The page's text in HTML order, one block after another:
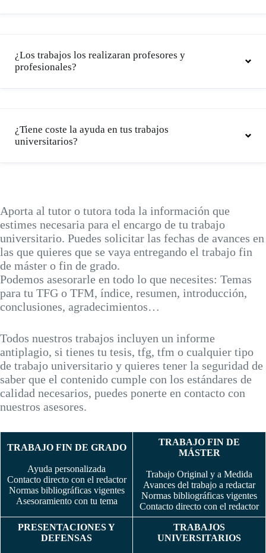
¿Los trabajos los realizaran profesores y
profesionales?
¿Tiene coste la ayuda en tus trabajos
universitarios?
Aporta al tutor o tutora toda la información que
estimes necesaria para el encargo de tu trabajo
universitario. Puedes solicitar las fechas de avances en
las que quieres que se vaya entregando el trabajo fin
de máster o fin de grado.
Podemos asesorarle en todo lo que necesites: Temas
para tu TFG o TFM, índice, resumen, introducción,
conclusiones, agradecimientos…
Todos nuestros trabajos incluyen un informe
antiplagio, si tienes tu tesis, tfg, tfm o cualquier tipo
de trabajo universitario y quieres tener la seguridad de
saber que el contenido cumple con los estándares de
calidad necesarios, puedes ponerte en contacto con
nuestros asesores.
TRABAJO FIN DE GRADO
Ayuda personalizada
Contacto directo con el redactor
Normas bibliográficas vigentes
Asesoramiento con tu tema
TRABAJO FIN DE
MÁSTER
Trabajo Original y a Medida
Avances del trabajo a redactar
Normas bibliográficas vigentes
Contacto directo con el redactor
PRESENTACIONES Y
DEFENSAS
TRABAJOS
UNIVERSITARIOS